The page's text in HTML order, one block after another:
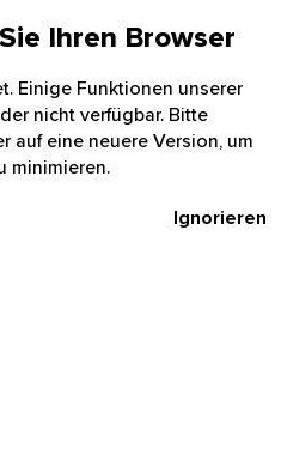
Ihren Browser
Einige Funktionen unserer
nicht verfügbar. Bitte
auf eine neuere Version, um
minimieren.
Ignorieren